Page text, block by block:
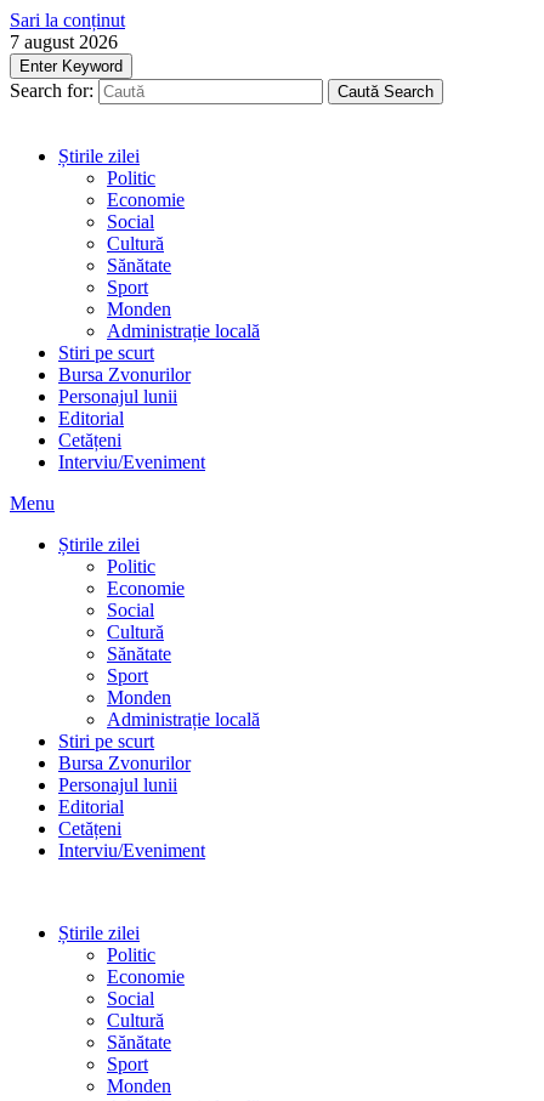
Sari la conținut
7 august 2026
Enter Keyword
Search for: Caută Search
Știrile zilei
Politic
Economie
Social
Cultură
Sănătate
Sport
Monden
Administrație locală
Stiri pe scurt
Bursa Zvonurilor
Personajul lunii
Editorial
Cetățeni
Interviu/Eveniment
Menu
Știrile zilei
Politic
Economie
Social
Cultură
Sănătate
Sport
Monden
Administrație locală
Stiri pe scurt
Bursa Zvonurilor
Personajul lunii
Editorial
Cetățeni
Interviu/Eveniment
Știrile zilei
Politic
Economie
Social
Cultură
Sănătate
Sport
Monden